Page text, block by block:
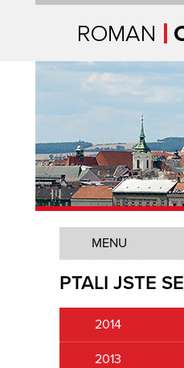
MENU
PTALI JSTE SE
2014
2013